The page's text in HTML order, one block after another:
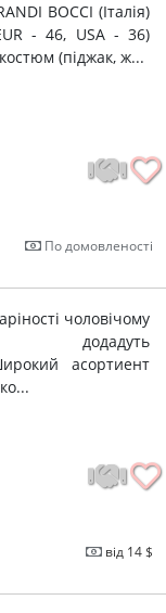
BOCCI (Італія)
- 46, USA - 36)
(піджак, ж...
По домовленості
чоловічому
додадуть
асортиент
від 14 $